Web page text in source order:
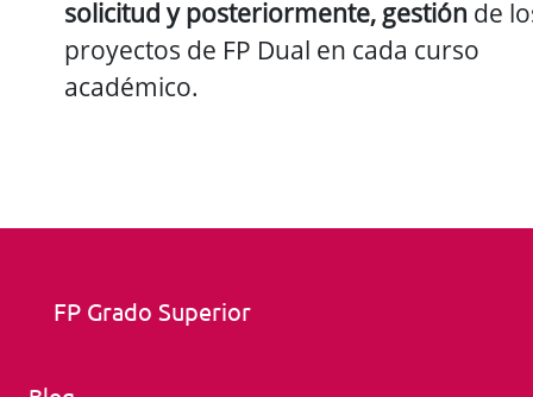
solicitud y posteriormente, gestión de
proyectos de FP Dual en cada curso
académico.
FP Grado Superior